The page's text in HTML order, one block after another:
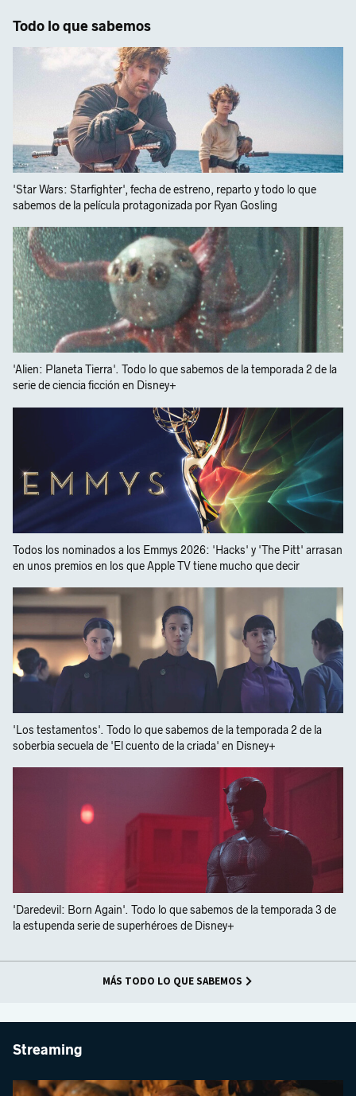
Todo lo que sabemos
'Star Wars: Starfighter', fecha de estreno, reparto y todo lo que
sabemos de la película protagonizada por Ryan Gosling
'Alien: Planeta Tierra'. Todo lo que sabemos de la temporada 2 de la
serie de ciencia ficción en Disney+
Todos los nominados a los Emmys 2026: 'Hacks' y 'The Pitt' arrasan
en unos premios en los que Apple TV tiene mucho que decir
'Los testamentos'. Todo lo que sabemos de la temporada 2 de la
soberbia secuela de 'El cuento de la criada' en Disney+
'Daredevil: Born Again'. Todo lo que sabemos de la temporada 3 de
la estupenda serie de superhéroes de Disney+
MÁS TODO LO QUE SABEMOS
Streaming